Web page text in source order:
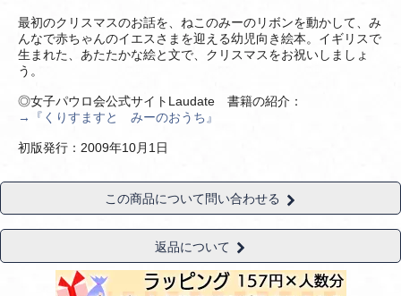
最初のクリスマスのお話を、ねこのみーのリボンを動かして、み
んなで赤ちゃんのイエスさまを迎える幼児向き絵本。イギリスで
生まれた、あたたかな絵と文で、クリスマスをお祝いしましょ
う。
◎女子パウロ会公式サイトLaudate 書籍の紹介：
→『くりすますと みーのおうち』
初版発行：2009年10月1日
この商品について問い合わせる
返品について